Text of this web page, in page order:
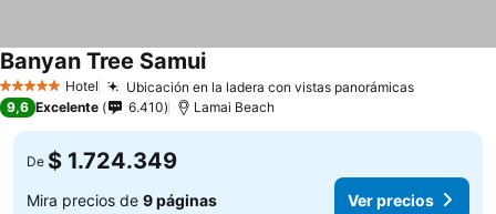
5 Estrellas Hotel Ubicación en la ladera con vistas panorámicasVer
Banyan Tree SamuiVer precios
9,6 Excelente 6.410 Lamai Beach
De $ 1.724.349
Mira precios de 9 páginas Ver precios